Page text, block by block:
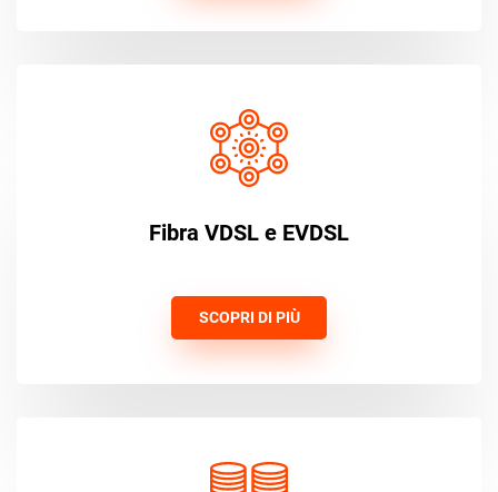
Fibra VDSL e EVDSL
SCOPRI DI PIÙ